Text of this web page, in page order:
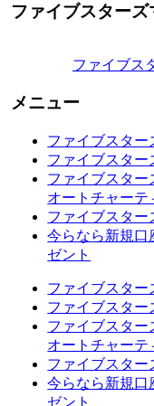
ファイブスターズ
ファイブス
メニュー
ファイブスター
ファイブスター
ファイブスター
オートチャーテ
ファイブスター
今らなら新規口
ゼント
ファイブスター
ファイブスター
ファイブスター
オートチャーテ
ファイブスター
今らなら新規口
ゼント